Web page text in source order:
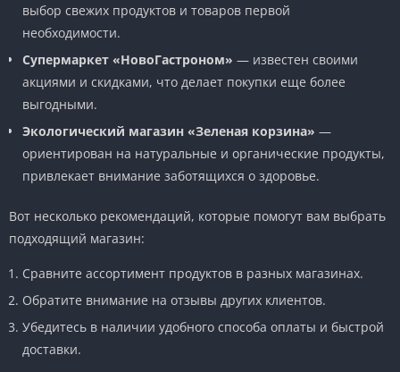
выбор свежих продуктов и товаров первой
необходимости.
Супермаркет «НовоГастроном» — известен своими
акциями и скидками, что делает покупки еще более
выгодными.
Экологический магазин «Зеленая корзина» —
ориентирован на натуральные и органические продукты,
привлекает внимание заботящихся о здоровье.
Вот несколько рекомендаций, которые помогут вам выбрать
подходящий магазин:
Сравните ассортимент продуктов в разных магазинах.
Обратите внимание на отзывы других клиентов.
Убедитесь в наличии удобного способа оплаты и быстрой
доставки.